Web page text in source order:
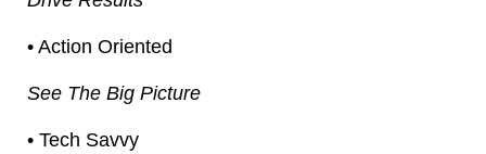
• Action Oriented
See The Big Picture
• Tech Savvy